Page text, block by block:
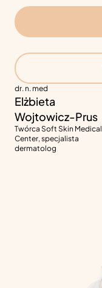
dr. n. med
Elżbieta
Wojtowicz-Prus
Twórca Soft Skin Medical
Center, specjalista
dermatolog